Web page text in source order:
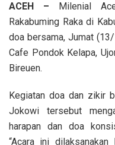
ce
b
o
o
k
tt
er
ail
s
A
p
ACEH – Milenial
Rakabuming Raka di
doa bersama, Jumat
Cafe Pondok Kelapa,
Bireuen.
Kegiatan doa dan zikir
Jokowi tersebut
harapan dan doa
“Acara ini